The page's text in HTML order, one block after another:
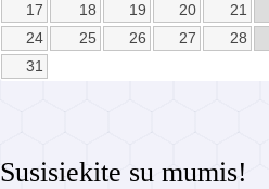
17
18 19 20 21
24
25 26 27 28
31
Susisiekite su mumis!